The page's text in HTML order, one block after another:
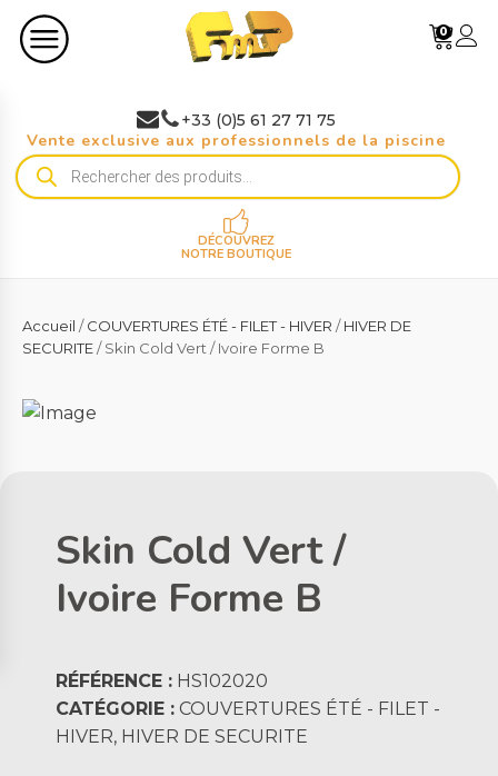
0
+33 (0)5 61 27 71 75
Vente exclusive aux professionnels de la piscine
Recherche
de
DÉCOUVREZ
NOTRE BOUTIQUE
Accueil /COUVERTURES ÉTÉ - FILET - HIVER /HIVER DE
SECURITE/ Skin Cold Vert / Ivoire Forme B
Skin Cold Vert /
Ivoire Forme B
RÉFÉRENCE : HS102020
CATÉGORIE : COUVERTURES ÉTÉ - FILET -
HIVER, HIVER DE SECURITE